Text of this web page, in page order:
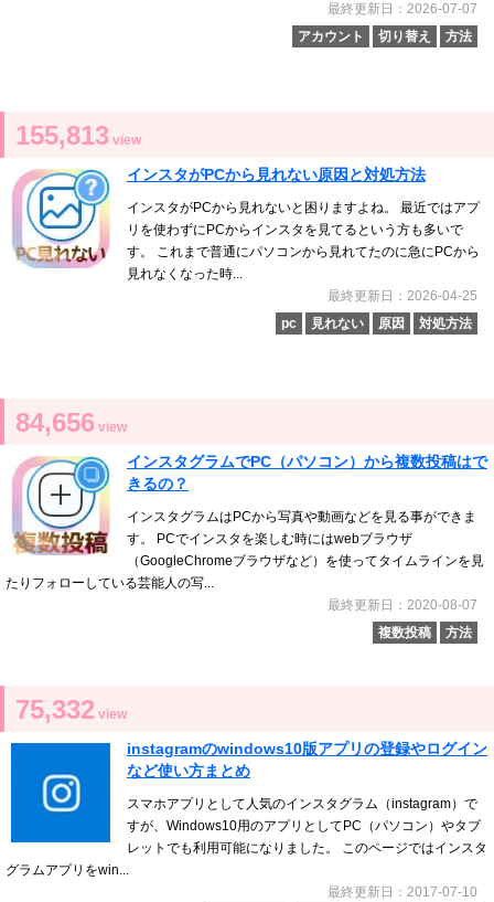
最終更新日：2026-07-07
アカウント
切り替え 方法
155,813 view
インスタがPCから見れない原因と対処方法
インスタがPCから見れないと困りますよね。 最近ではアプ
リを使わずにPCからインスタを見てるという方も多いで
す。 これまで普通にパソコンから見れてたのに急にPCから
見れなくなった時...
最終更新日：2026-04-25
pc
見れない 原因 対処方法
84,656 view
インスタグラムでPC（パソコン）から複数投稿はで
きるの？
インスタグラムはPCから写真や動画などを見る事ができま
す。 PCでインスタを楽しむ時にはwebブラウザ
（GoogleChromeブラウザなど）を使ってタイムラインを見
たりフォローしている芸能人の写...
最終更新日：2020-08-07
複数投稿
方法
75,332 view
instagramのwindows10版アプリの登録やログイン
など使い方まとめ
スマホアプリとして人気のインスタグラム（instagram）で
すが、Windows10用のアプリとしてPC（パソコン）やタブ
レットでも利用可能になりました。 このページではインスタ
グラムアプリをwin...
最終更新日：2017-07-10